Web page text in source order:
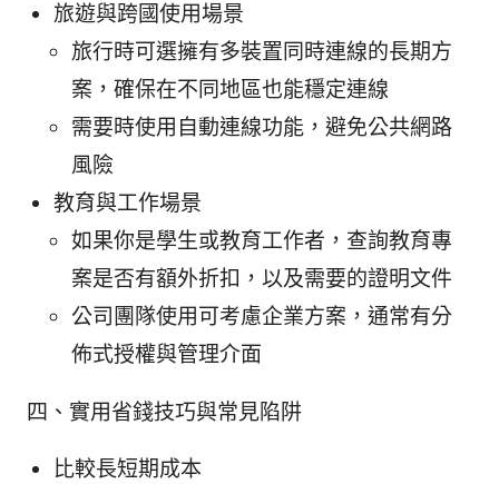
旅遊與跨國使用場景
旅行時可選擁有多裝置同時連線的長期方
案，確保在不同地區也能穩定連線
需要時使用自動連線功能，避免公共網路
風險
教育與工作場景
如果你是學生或教育工作者，查詢教育專
案是否有額外折扣，以及需要的證明文件
公司團隊使用可考慮企業方案，通常有分
佈式授權與管理介面
四、實用省錢技巧與常見陷阱
比較長短期成本